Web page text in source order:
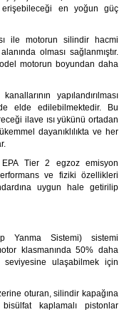
erişebileceği en yoğun güç
ile motorun silindir hacmi
olması sağlanmıştır.
motorun boyundan daha
yapılandırılması
elde edilebilmektedir. Bu
ilave ısı yükünü ortadan
dayanıklılıkta ve her
Tier 2 egzoz emisyon
ve fiziki özellikleri
uygun hale getirilip
Yanma Sistemi) sistemi
klasmanında 50% daha
seviyesine ulaşabilmek için
oturan, silindir kapağına
kaplamalı pistonlar